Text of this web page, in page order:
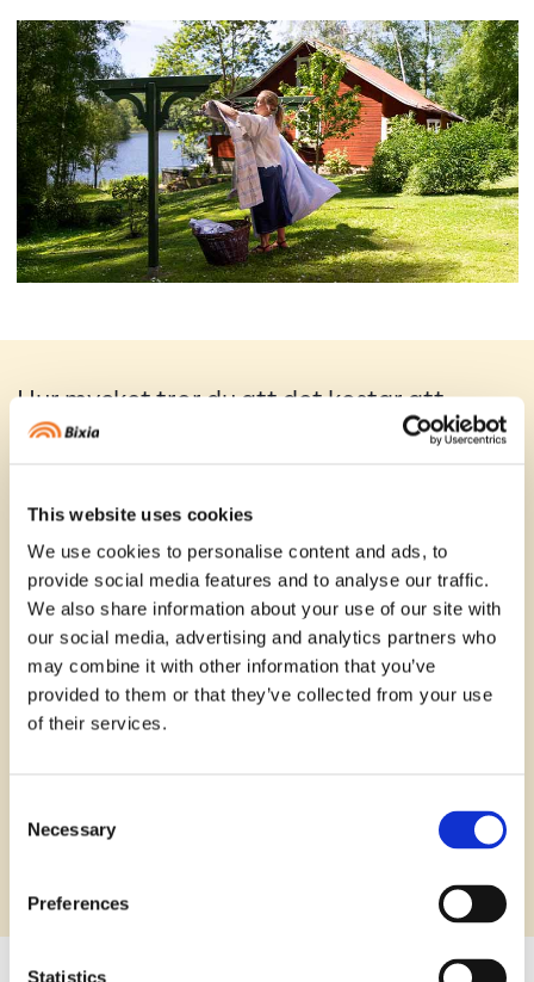
This website uses cookies
We use cookies to personalise content and ads, to
provide social media features and to analyse our traffic.
We also share information about your use of our site with
our social media, advertising and analytics partners who
may combine it with other information that you’ve
provided to them or that they’ve collected from your use
of their services.
Selection
Necessary
Preferences
Statistics
Hur mycket tror du att det kostar att
dammsuga en halvtimme?
Lite billigare än så är det faktiskt. Att dammsuga i 30
minuter kostar under en halv krona om elpriset är 1
kr/kWh och dammsugaren har en effekt på 700 W.